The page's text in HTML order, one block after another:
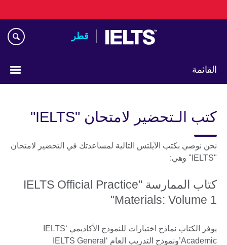
to
قطر
القائمة
كتب الـتحضير لامتحان "IELTS"
نحن نوصي بكتب الآيلتس التالية لمساعدتك في التحضير لامتحان
"IELTS" وهي:
كتاب الممارسة "IELTS Official Practice
Materials: Volume 1"
يوفر الكتاب نماذج اختبارات للنموذج الأكاديمي ‘IELTS
Academic’ونموذج التدريب العام ‘IELTS General